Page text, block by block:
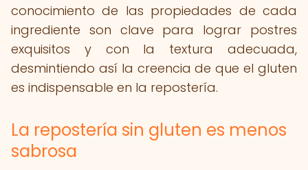
conocimiento de las propiedades de cada
ingrediente son clave para lograr postres
exquisitos y con la textura adecuada,
desmintiendo así la creencia de que el gluten
es indispensable en la repostería.
La repostería sin gluten es menos
sabrosa